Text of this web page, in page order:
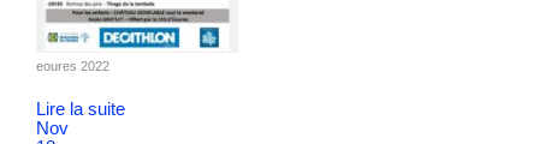
eoures 2022
Lire la suite
Nov